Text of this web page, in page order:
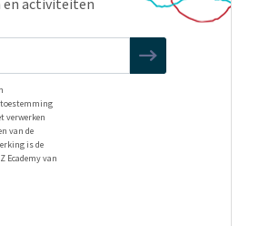
activiteiten
toestemming
verwerken
van de
is de
Ecademy van